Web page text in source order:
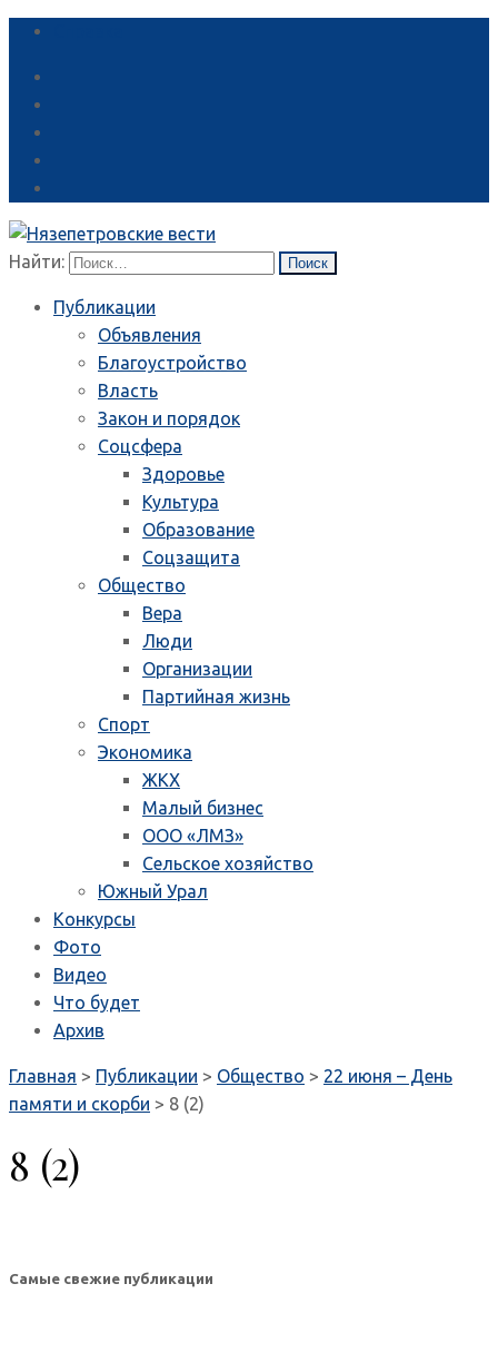
Найти:
Публикации
Объявления
Благоустройство
Власть
Закон и порядок
Соцсфера
Здоровье
Культура
Образование
Соцзащита
Общество
Вера
Люди
Организации
Партийная жизнь
Спорт
Экономика
ЖКХ
Малый бизнес
ООО «ЛМЗ»
Сельское хозяйство
Южный Урал
Конкурсы
Фото
Видео
Что будет
Архив
Главная > Публикации > Общество > 22 июня – День
памяти и скорби > 8 (2)
8 (2)
Самые свежие публикации